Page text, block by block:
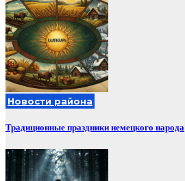
Новости района
Традиционные праздники немецкого народа